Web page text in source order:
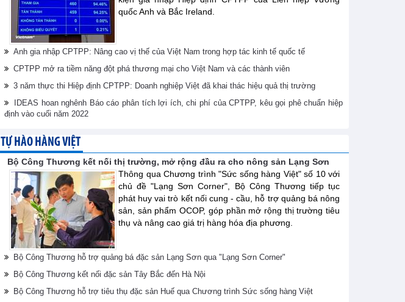
quốc Anh và Bắc Ireland.
Anh gia nhập CPTPP: Nâng cao vị thế của Việt Nam trong hợp tác kinh tế quốc tế
CPTPP mở ra tiềm năng đột phá thương mại cho Việt Nam và các thành viên
3 năm thực thi Hiệp định CPTPP: Doanh nghiệp Việt đã khai thác hiệu quả thị trường
IDEAS hoan nghênh Báo cáo phân tích lợi ích, chi phí của CPTPP, kêu gọi phê chuẩn hiệp
định vào cuối năm 2022
TỰ HÀO HÀNG VIỆT
Bộ Công Thương kết nối thị trường, mở rộng đầu ra cho nông sản Lạng Sơn
Thông qua Chương trình "Sức sống hàng Việt" số 10 với
chủ đề "Lạng Sơn Corner", Bộ Công Thương tiếp tục
phát huy vai trò kết nối cung - cầu, hỗ trợ quảng bá nông
sản, sản phẩm OCOP, góp phần mở rộng thị trường tiêu
thụ và nâng cao giá trị hàng hóa địa phương.
Bộ Công Thương hỗ trợ quảng bá đặc sản Lạng Sơn qua "Lạng Sơn Corner"
Bộ Công Thương kết nối đặc sản Tây Bắc đến Hà Nội
Bộ Công Thương hỗ trợ tiêu thụ đặc sản Huế qua Chương trình Sức sống hàng Việt